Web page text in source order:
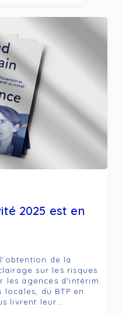
2025 est en
de la
sur les risques
les agences d'intérim.
du BTP en
livrent leur…